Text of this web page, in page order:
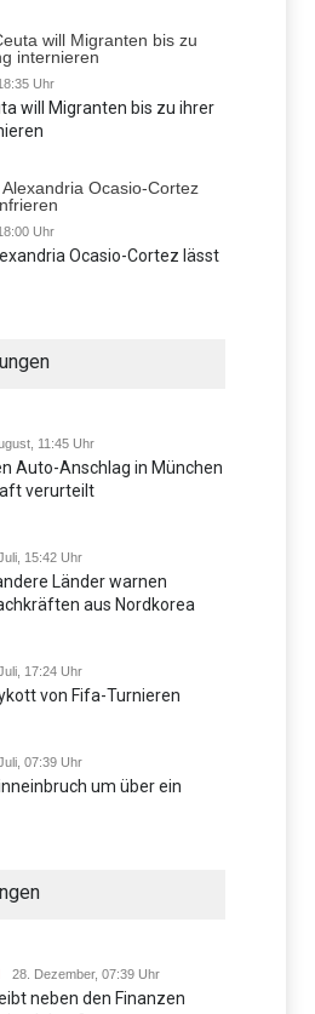
Uhr
will Migranten bis zu ihrer
Uhr
Ocasio-Cortez lässt
11:45 Uhr
Auto-Anschlag in München
verurteilt
15:42 Uhr
Länder warnen
aus Nordkorea
17:24 Uhr
von Fifa-Turnieren
07:39 Uhr
um über ein
28. Dezember, 07:39 Uhr
neben den Finanzen